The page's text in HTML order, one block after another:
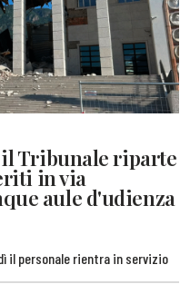
Tribunale riparte
in via
aule d'udienza
il personale rientra in servizio